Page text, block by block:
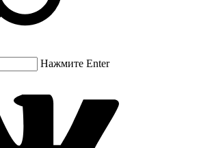
Нажмите Enter